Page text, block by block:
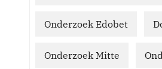
Onderzoek Edobet
Onderzoek Mitte